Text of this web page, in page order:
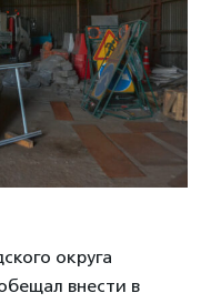
округа
внести в